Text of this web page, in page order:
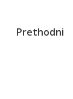
Prethodni